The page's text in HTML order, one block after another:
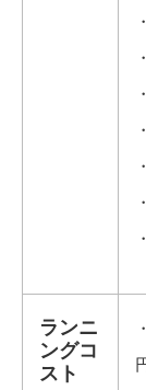
ランニ
ングコ
スト